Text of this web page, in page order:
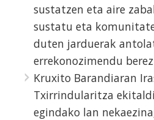
sustatzen eta aire
sustatu eta
duten jarduerak
errekonozimendu
Kruxito Barandiaran
Txirrindularitza
egindako lan